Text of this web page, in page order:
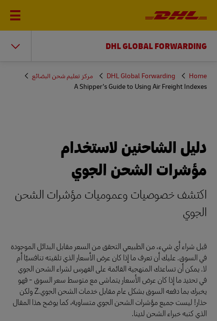
DHL GLOBAL FORWARDING
You
are
here
Home
DHL Global Forwarding
مركز تعليم شحن البضائع
A Shipper’s Guide to Using Air Freight Indexes
دليل الشاحنين لاستخدام
مؤشرات الشحن الجوي
اكتشف خصوصيات وعموميات مؤشرات الشحن
الجوي
قبل شراء أي شيء، من الطبيعي التحقق من السعر مقابل البدائل الموجودة
في السوق. عليك أن تعرف ما إذا كان عرض الأسعار الذي تلقيته تنافسيًا أم
لا. يمكن أن تساعدك المنهجية القائمة على الفهرس لشراء الشحن الجوي
في تحديد ما إذا كان عرض الأسعار يتماشى مع متوسط سعر السوق - فهو
يخبرك بما دفعه السوق بشكل عام مقابل خدمات الشحن الجوي.Z ولكن
حذار! ليست جميع مؤشرات الشحن الجوي متساوية، كما يوضح هذا المقال
الذي كتبه خبراء الشحن لدينا.